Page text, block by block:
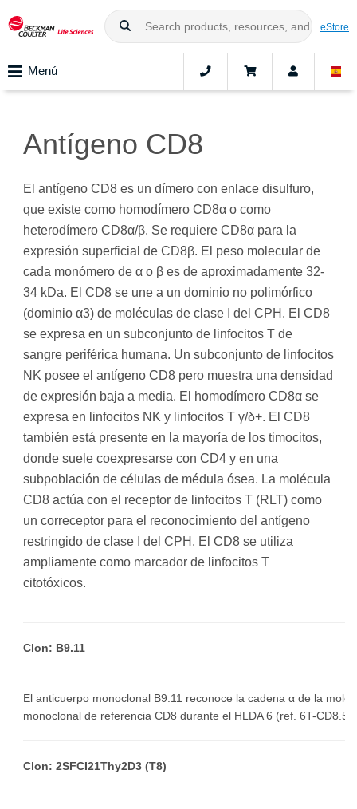
eStore
Menú
Antígeno CD8
El antígeno CD8 es un dímero con enlace disulfuro,
que existe como homodímero CD8α o como
heterodímero CD8α/β. Se requiere CD8α para la
expresión superficial de CD8β. El peso molecular de
cada monómero de α o β es de aproximadamente 32-
34 kDa. El CD8 se une a un dominio no polimórfico
(dominio α3) de moléculas de clase I del CPH. El CD8
se expresa en un subconjunto de linfocitos T de
sangre periférica humana. Un subconjunto de linfocitos
NK posee el antígeno CD8 pero muestra una densidad
de expresión baja a media. El homodímero CD8α se
expresa en linfocitos NK y linfocitos T γ/δ+. El CD8
también está presente en la mayoría de los timocitos,
donde suele coexpresarse con CD4 y en una
subpoblación de células de médula ósea. La molécula
CD8 actúa con el receptor de linfocitos T (RLT) como
un correceptor para el reconocimiento del antígeno
restringido de clase I del CPH. El CD8 se utiliza
ampliamente como marcador de linfocitos T
citotóxicos.
Clon: B9.11
El anticuerpo monoclonal B9.11 reconoce la cadena α de la
monoclonal de referencia CD8 durante el HLDA 6 (ref. 6T-CD8.5).
Clon: 2SFCI21Thy2D3 (T8)